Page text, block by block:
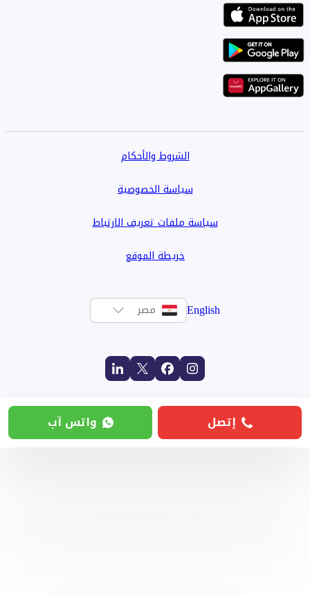
الشروط والأحكام
سياسة الخصوصية
سياسة ملفات تعريف الارتباط
خريطة الموقع
English مصر
إتصل واتس آب